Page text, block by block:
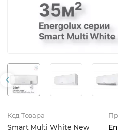
Код Товара
Smart Multi White New